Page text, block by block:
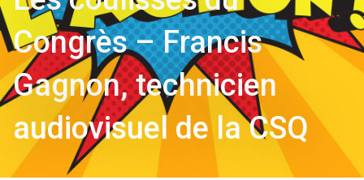
Congrès – Francis
Gagnon, technicien
audiovisuel de la CSQ